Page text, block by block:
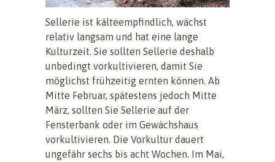
Sellerie ist kälteempfindlich, wächst
relativ langsam und hat eine lange
Kulturzeit. Sie sollten Sellerie deshalb
unbedingt vorkultivieren, damit Sie
möglichst frühzeitig ernten können. Ab
Mitte Februar, spätestens jedoch Mitte
März, sollten Sie Sellerie auf der
Fensterbank oder im Gewächshaus
vorkultivieren. Die Vorkultur dauert
ungefähr sechs bis acht Wochen. Im Mai,